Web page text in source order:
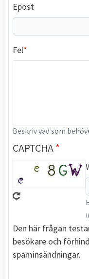
Epost
Fel
Beskriv vad som
CAPTCHA
Den här frågan
besökare och
spaminsändningar.